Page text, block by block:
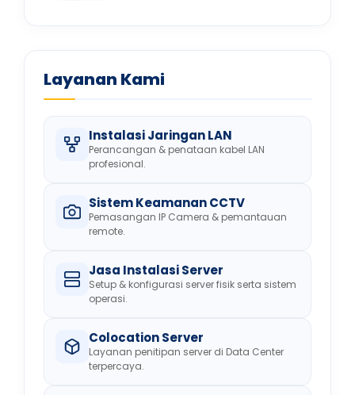
Layanan Kami
Instalasi Jaringan LAN
Perancangan & penataan kabel LAN
profesional.
Sistem Keamanan CCTV
Pemasangan IP Camera & pemantauan
remote.
Jasa Instalasi Server
Setup & konfigurasi server fisik serta sistem
operasi.
Colocation Server
Layanan penitipan server di Data Center
terpercaya.